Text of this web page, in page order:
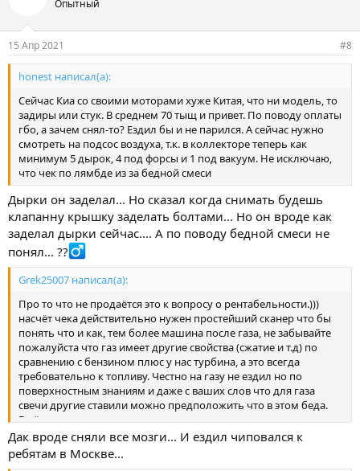
Опытный
15 Апр 2021 #8
honest написал(а):
Сейчас Киа со своими моторами хуже Китая, что ни модель, то
задиры или стук. В среднем 70 тыщ и привет. По поводу оплаты
гбо, а зачем снял-то? Ездил бы и не парился. А сейчас нужно
смотреть на подсос воздуха, т.к. в коллекторе теперь как
минимум 5 дырок, 4 под форсы и 1 под вакуум. Не исключаю,
что чек по лямбде из за бедной смеси
Дырки он заделал... Но сказал когда снимать будешь
клапанну крышку заделать болтами... Но он вроде как
заделал дырки сейчас.... А по поводу бедной смеси не
понял... ??‍
Grek25007 написал(а):
Про то что не продаётся это к вопросу о рентабельности.)))
насчёт чека действительно нужен простейший сканер что бы
понять что и как, тем более машина после газа, не забывайте
пожалуйста что газ имеет другие свойства (сжатие и т.д) по
сравнению с бензином плюс у нас турбина, а это всегда
требовательно к топливу. Честно на газу не ездил но по
поверхностным знаниям и даже с ваших слов что для газа
свечи другие ставили можно предположить что в этом беда.
Ещё не удивлюсь если машина шилась и возможно именно
под газ, вот и выползают закидоны. Вы сами прекрасно видите
наш форум и если бы такие вещи вылазили то хоть кто то бы
отписался....
Дак вроде сняли все мозги... И ездил чиповался к
ребятам в Москве...